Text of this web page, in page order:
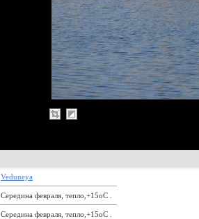
Veduneya
Середина февраля, тепло,+15оС .
Середина февраля, тепло,+15оС .